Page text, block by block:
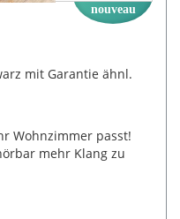
nouveau
mit Garantie ähnl.
Wohnzimmer passt!
mehr Klang zu